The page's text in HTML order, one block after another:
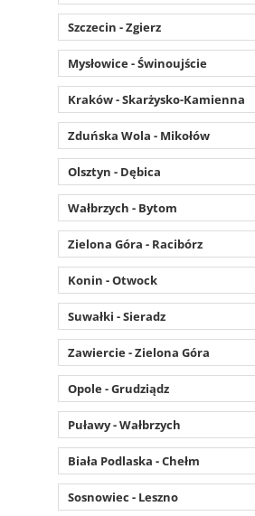
Szczecin - Zgierz
Mysłowice - Świnoujście
Kraków - Skarżysko-Kamienna
Zduńska Wola - Mikołów
Olsztyn - Dębica
Wałbrzych - Bytom
Zielona Góra - Racibórz
Konin - Otwock
Suwałki - Sieradz
Zawiercie - Zielona Góra
Opole - Grudziądz
Puławy - Wałbrzych
Biała Podlaska - Chełm
Sosnowiec - Leszno